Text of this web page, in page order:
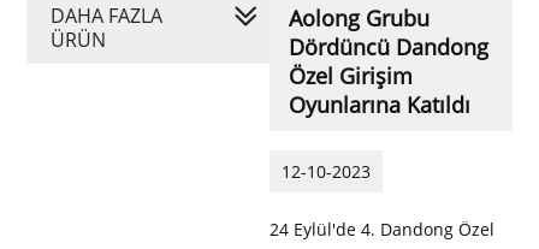
Aolong Grubu
Dördüncü Dandong
Özel Girişim
Oyunlarına Katıldı
12-10-2023
24 Eylül'de 4. Dandong Özel
DAHA FAZLA
ÜRÜN